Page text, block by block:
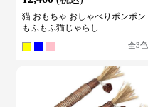
猫 おもちゃ おしゃべりポンポン
もふもふ猫じゃらし
全3色